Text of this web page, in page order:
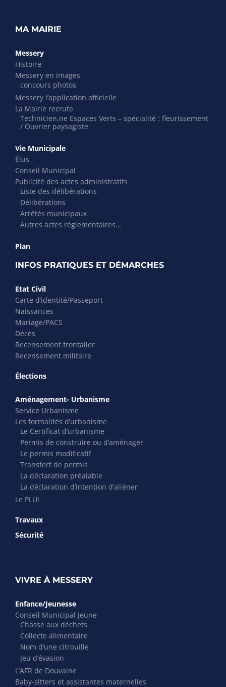
MA MAIRIE
Messery
Histoire
Messery en images
concours photos
Messery l’application officielle
La Mairie recrute
Technicien.ne Espaces Verts – spécialité : fleurissement
/ Ouvrier paysagiste
Vie Municipale
Élus
Conseil Municipal
Publicité des actes administratifs
Liste des délibérations
Délibérations
Arrêtés municipaux
Autres actes réglementaires…
Plan
INFOS PRATIQUES ET DÉMARCHES
Etat Civil
Carte d’identité/Passeport
Naissances
Mariage/PACS
Décès
Recensement frontalier
Recensement militaire
Élections
Aménagement- Urbanisme
Service Urbanisme
Les formalités d’urbanisme
Le Certificat d’urbanisme
Permis de construire ou d’aménager
Le permis modificatif
Transfert de permis
La déclaration préalable
La déclaration d’intention d’aliéner
Le PLUi
Travaux
Sécurité
VIVRE À MESSERY
Enfance/Jeunesse
Conseil Municipal Jeune
Chasse aux déchets
Collecte alimentaire
Nom d’une citrouille
Jeu d’évasion
L’AFR de Douvaine
Baby-sitters et assistantes maternelles